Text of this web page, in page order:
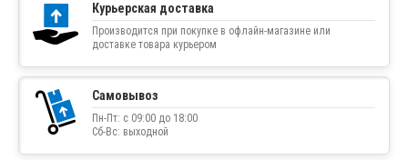
Курьерская доставка
Производится при покупке в офлайн-магазине или
доставке товара курьером
Самовывоз
Пн-Пт: с 09:00 до 18:00
Сб-Вс: выходной